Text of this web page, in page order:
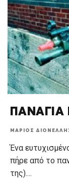
ΠΑΝΑΓΙΑ
ΜΆΡΙΟΣ
Ένα
πήρε από το
της)....